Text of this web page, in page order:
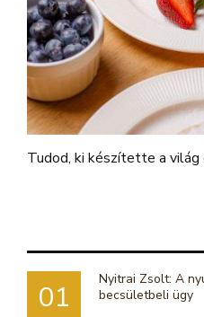
Tudod, ki készítette a világ
01
Nyitrai Zsolt: A
becsületbeli ügy